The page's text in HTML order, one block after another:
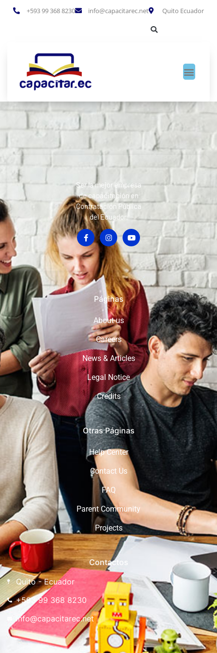
+593 99 368 8230 info@capacitarec.net Quito Ecuador
Ser la mejor empresa
de capacitación en
Contratación Pública
del Ecuador.
Páginas
About us
Careers
News & Articles
Legal Notice
Credits
Otras Páginas
Help Center
Contact Us
FAQ
Parent Community
Projects
Contactos
Quito - Ecuador
+593 99 368 8230
info@capacitarec.net